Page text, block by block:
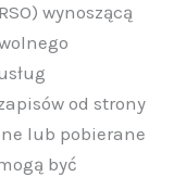
wynoszącą
od strony
lub pobierane
być